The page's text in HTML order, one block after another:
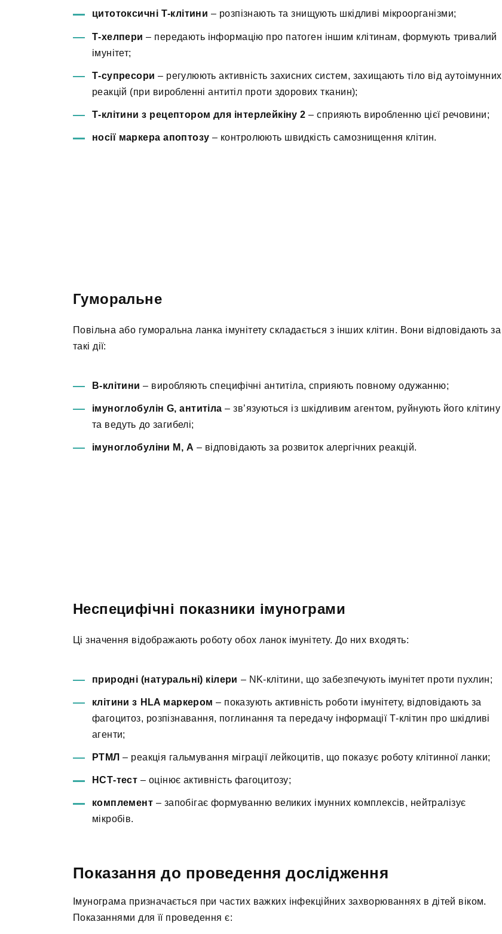
цитотоксичні Т-клітини – розпізнають та знищують шкідливі мікроорганізми;
Т-хелпери – передають інформацію про патоген іншим клітинам, формують тривалий
імунітет;
Т-супресори – регулюють активність захисних систем, захищають тіло від аутоімунних
реакцій (при виробленні антитіл проти здорових тканин);
Т-клітини з рецептором для інтерлейкіну 2 – сприяють виробленню цієї речовини;
носії маркера апоптозу – контролюють швидкість самознищення клітин.
Гуморальне
Повільна або гуморальна ланка імунітету складається з інших клітин. Вони відповідають за
такі дії:
В-клітини – виробляють специфічні антитіла, сприяють повному одужанню;
імуноглобулін G, антитіла – зв’язуються із шкідливим агентом, руйнують його клітину
та ведуть до загибелі;
імуноглобуліни М, А – відповідають за розвиток алергічних реакцій.
Неспецифічні показники імунограми
Ці значення відображають роботу обох ланок імунітету. До них входять:
природні (натуральні) кілери – NK-клітини, що забезпечують імунітет проти пухлин;
клітини з HLA маркером – показують активність роботи імунітету, відповідають за
фагоцитоз, розпізнавання, поглинання та передачу інформації Т-клітин про шкідливі
агенти;
РТМЛ – реакція гальмування міграції лейкоцитів, що показує роботу клітинної ланки;
НСТ-тест – оцінює активність фагоцитозу;
комплемент – запобігає формуванню великих імунних комплексів, нейтралізує
мікробів.
Показання до проведення дослідження
Імунограма призначається при частих важких інфекційних захворюваннях в дітей віком.
Показаннями для її проведення є: